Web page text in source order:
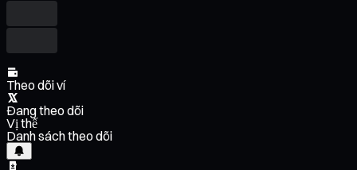
Theo dõi ví
Đang theo dõi
Vị thế
Danh sách theo dõi